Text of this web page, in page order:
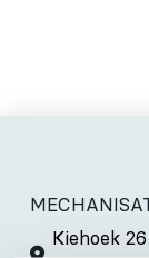
Kiehoek 26